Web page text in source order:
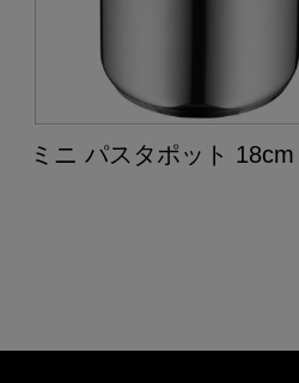
ミニ パスタポット 18cm